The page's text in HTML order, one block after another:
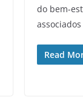
do bem-
Read